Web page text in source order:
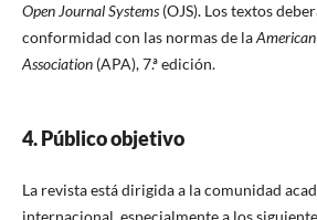
Open Journal Systems(OJS). Los textos
conformidad con las normas de la
Association(APA), 7.ª edición.
4. Público objetivo
La revista está dirigida a la comunidad